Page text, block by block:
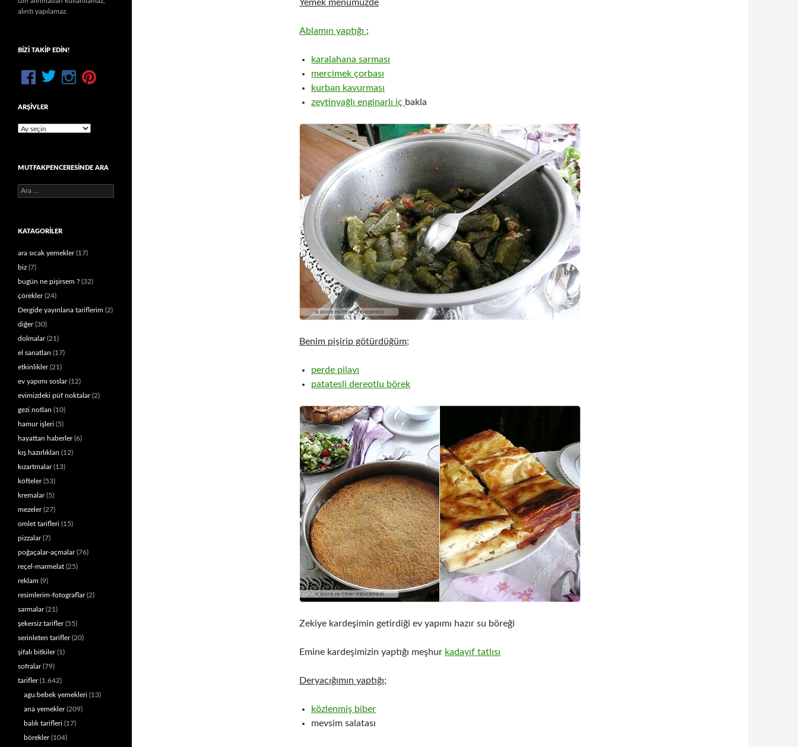
Yemek menümüzde
Ablamın yaptığı ;
karalahana sarması
mercimek çorbası
kurban kavurması
zeytinyağlı enginarlı iç bakla
Benim pişirip götürdüğüm;
perde pilavı
patatesli dereotlu börek
Zekiye kardeşimin getirdiği ev yapımı hazır su böreği
Emine kardeşimizin yaptığı meşhur kadayıf tatlısı
Deryacığımın yaptığı;
közlenmiş biber
mevsim salatası
alıntı yapılamaz.
BIZI TAKIP EDIN!
ARŞIVLER
Arşivler
MUTFAKPENCERESINDE ARA
Arama:
KATAGORILER
ara sıcak yemekler(17)
biz (7)
bugün ne pişirsem ? (32)
çörekler(24)
Dergide yayınlana tariflerim (2)
diğer(30)
dolmalar(21)
el sanatları (17)
etkinlikler(21)
ev yapımı soslar(12)
evimizdeki püf noktalar(2)
gezi notları (10)
hamur işleri (5)
hayattan haberler(6)
kış hazırlıkları (12)
kızartmalar(13)
köfteler(53)
kremalar(5)
mezeler(27)
omlet tarifleri (15)
pizzalar(7)
poğaçalar-açmalar(76)
reçel-marmelat (25)
reklam (9)
resimlerim-fotograflar(2)
sarmalar(21)
şekersiz tarifler(55)
serinleten tarifler(20)
şifalı bitkiler(1)
sofralar(79)
tarifler(1.642)
agu:bebek yemekleri (13)
ana yemekler(209)
balık tarifleri (17)
börekler(104)